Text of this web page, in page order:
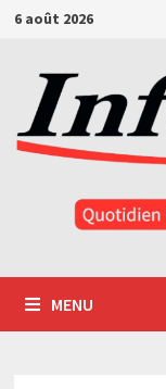
Passer
contenu
6 août 2026
MENU